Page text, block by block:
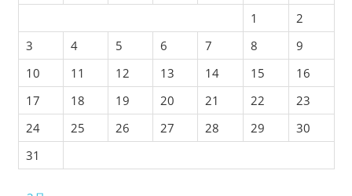
1
2
3
4 5 6 7 8
9
10
11 12 13 14 15
16
17
18 19 20 21 22
23
24
25 26 27 28 29
30
31